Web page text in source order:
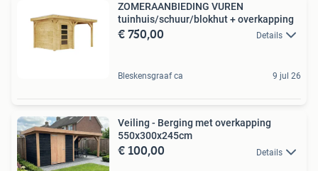
ZOMERAANBIEDING VUREN
tuinhuis/schuur/blokhut + overkapping
€ 750,00 Details
Bleskensgraaf ca 9 jul 26
Veiling - Berging met overkapping
550x300x245cm
€ 100,00 Details